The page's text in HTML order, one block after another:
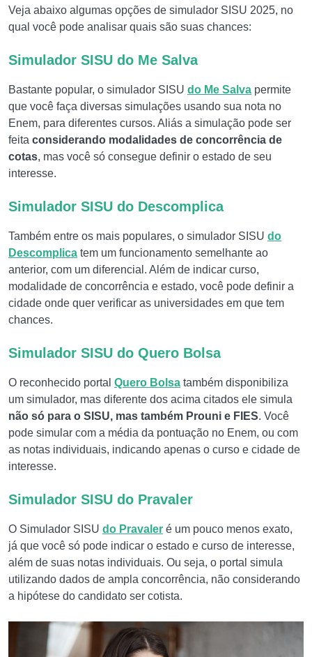
Veja abaixo algumas opções de simulador SISU 2025, no
qual você pode analisar quais são suas chances:
Simulador SISU do Me Salva
Bastante popular, o simulador SISU do Me Salva permite
que você faça diversas simulações usando sua nota no
Enem, para diferentes cursos. Aliás a simulação pode ser
feita considerando modalidades de concorrência de
cotas, mas você só consegue definir o estado de seu
interesse.
Simulador SISU do Descomplica
Também entre os mais populares, o simulador SISU do
Descomplica tem um funcionamento semelhante ao
anterior, com um diferencial. Além de indicar curso,
modalidade de concorrência e estado, você pode definir a
cidade onde quer verificar as universidades em que tem
chances.
Simulador SISU do Quero Bolsa
O reconhecido portal Quero Bolsa também disponibiliza
um simulador, mas diferente dos acima citados ele simula
não só para o SISU, mas também Prouni e FIES. Você
pode simular com a média da pontuação no Enem, ou com
as notas individuais, indicando apenas o curso e cidade de
interesse.
Simulador SISU do Pravaler
O Simulador SISU do Pravaler é um pouco menos exato,
já que você só pode indicar o estado e curso de interesse,
além de suas notas individuais. Ou seja, o portal simula
utilizando dados de ampla concorrência, não considerando
a hipótese do candidato ser cotista.